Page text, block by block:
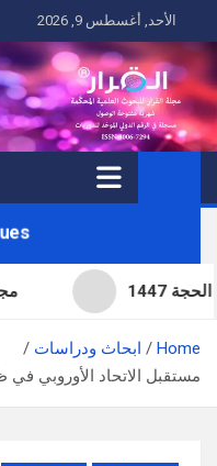
to
content
الأحد, أغسطس 9, 2026
Home
ابحاث ودراسات
مستقبل الاتحاد الأوروبي في